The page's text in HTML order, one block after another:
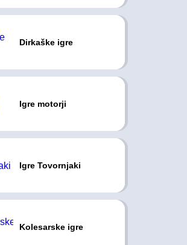
Dirkaške igre
Igre motorji
Igre Tovornjaki
Kolesarske igre